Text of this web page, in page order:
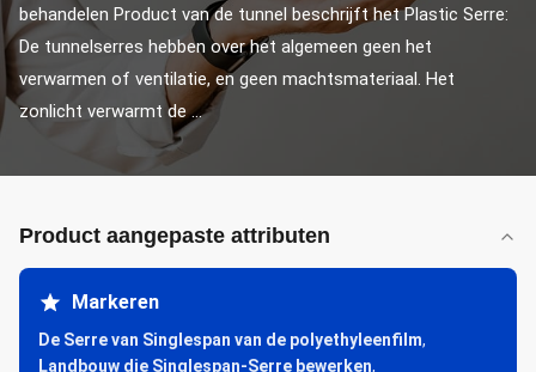
behandelen Product van de tunnel beschrijft het Plastic Serre:
De tunnelserres hebben over het algemeen geen het
verwarmen of ventilatie, en geen machtsmateriaal. Het
zonlicht verwarmt de ...
Product aangepaste attributen
Markeren
De Serre van Singlespan van de polyethyleenfilm,
Landbouw die Singlespan-Serre bewerken,